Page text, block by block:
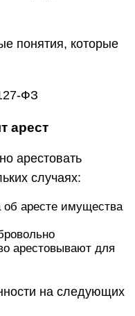
понятия, которые
ФЗ
арест
арестовать
случаях:
об аресте имущества
арестовывают для
на следующих